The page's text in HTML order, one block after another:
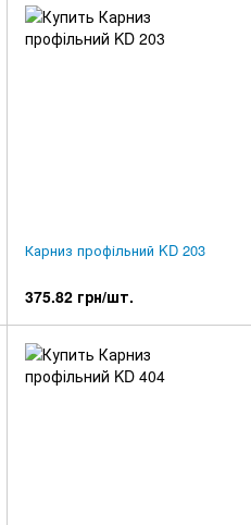
Карниз профільний KD 203
375.82 грн/шт.